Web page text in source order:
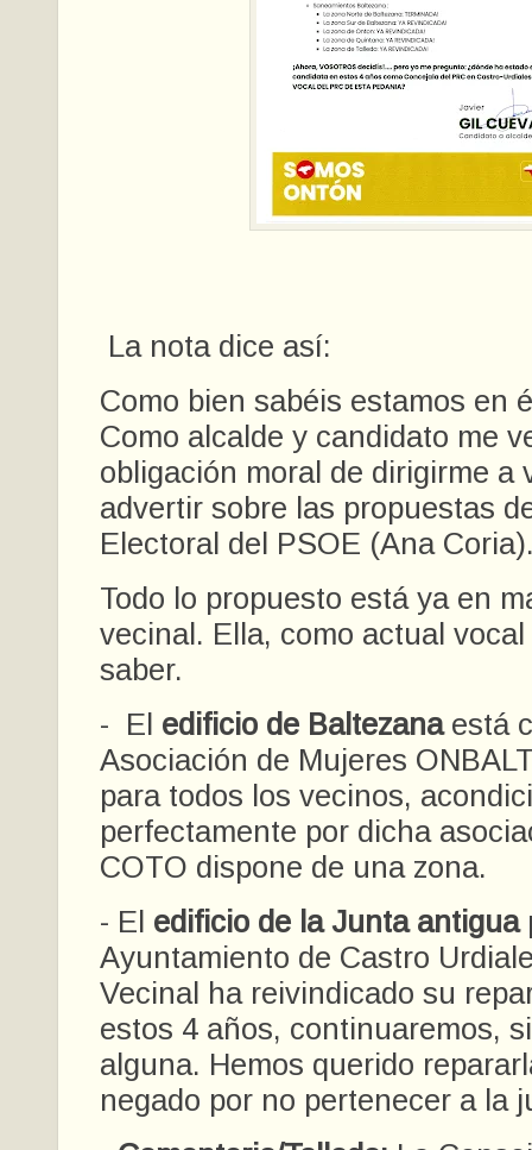
La nota dice así:
Como bien sabéis estamos en
Como alcalde y candidato me
obligación moral de dirigirme a
advertir sobre las propuestas
Electoral del PSOE (Ana
Todo lo propuesto está ya en
vecinal. Ella, como actual
saber.
- El edificio de Baltezana está
Asociación de Mujeres
para todos los vecinos,
perfectamente por dicha
COTO dispone de una zona.
- El edificio de la Junta antigua
Ayuntamiento de Castro
Vecinal ha reivindicado su
estos 4 años, continuaremos,
alguna. Hemos querido
negado por no pertenecer a la